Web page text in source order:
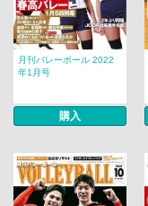
月刊バレーボール 2022
年1月号
購入